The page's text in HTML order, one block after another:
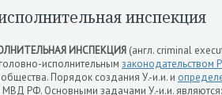
инспекция
ИНСПЕКЦИЯ (англ. criminal
исполнительным законодательством
Порядок создания У.-и.и. и
МВД РФ. Основными задачами У.-и.и.